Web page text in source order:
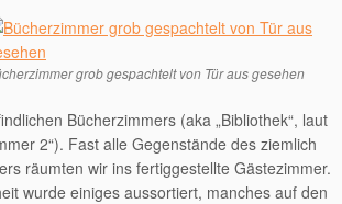
grob gespachtelt von Tür aus gesehen
Bücherzimmers (aka „Bibliothek“, laut
2“). Fast alle Gegenstände des ziemlich
räumten wir ins fertiggestellte Gästezimmer.
wurde einiges aussortiert, manches auf den